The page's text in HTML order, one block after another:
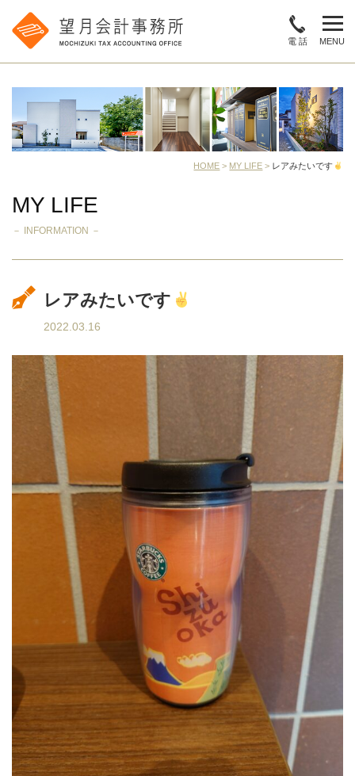
MENU
電 話
HOME > MY LIFE > レアみたいです
MY LIFE
－ INFORMATION －
レアみたいです
2022.03.16